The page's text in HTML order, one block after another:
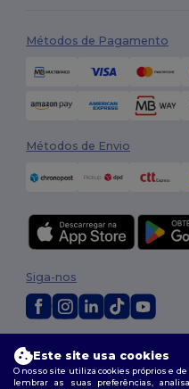
Métodos de Pagamento
Métodos de Envio
Termos e Condições |Política de
|Política de cookies|Mapa do
Siga-nos
Este site usa cookies
O nosso site utiliza cookies próprios e
lembrar as suas preferências,